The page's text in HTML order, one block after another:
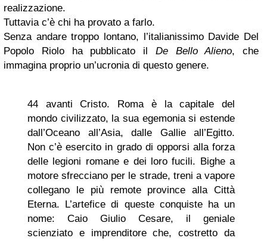
realizzazione.
Tuttavia c’è chi ha provato a farlo.
Senza andare troppo lontano, l’italianissimo Davide Del
Popolo Riolo ha pubblicato il De Bello Alieno, che
immagina proprio un’ucronia di questo genere.
44 avanti Cristo. Roma è la capitale del
mondo civilizzato, la sua egemonia si estende
dall’Oceano all’Asia, dalle Gallie all’Egitto.
Non c’è esercito in grado di opporsi alla forza
delle legioni romane e dei loro fucili. Bighe a
motore sfrecciano per le strade, treni a vapore
collegano le più remote province alla Città
Eterna. L’artefice di queste conquiste ha un
nome: Caio Giulio Cesare, il geniale
scienziato e imprenditore che, costretto da